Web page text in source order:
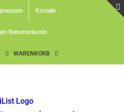
Kontakt
Benutzerkonto
WARENKORB